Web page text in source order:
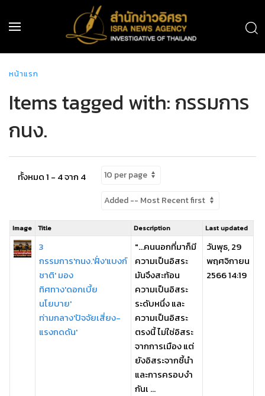
หน้าแรก
Items tagged with: กรรมการ
กนง.
ทั้งหมด 1 - 4 จาก 4
Image Title Description Last updated
3
กรรมการ'กนง.'ฝั่ง'แบงก์
ชาติ' มอง
ทิศทาง'ดอกเบี้ย
นโยบาย'
ท่ามกลาง'ปัจจัยเสี่ยง-
แรงกดดัน'
"...คนนอกที่มาก็มี
ความเป็นอิสระ
มันจึงสะท้อน
ความเป็นอิสระ
ระดับหนึ่ง และ
ความเป็นอิสระ
ตรงนี้ ไม่ใช่อิสระ
จากการเมือง แต่
ยังอิสระจากชี้นำ
และการครอบงำ
กันเ ...
วันพุธ, 29
พฤศจิกายน
2566 14:19